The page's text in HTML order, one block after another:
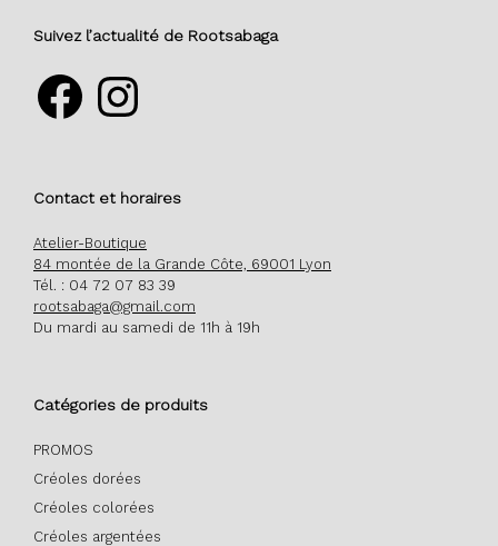
Suivez l’actualité de Rootsabaga
Facebook Instagram
Contact et horaires
Atelier-Boutique
84 montée de la Grande Côte, 69001 Lyon
Tél. : 04 72 07 83 39
rootsabaga@gmail.com
Du mardi au samedi de 11h à 19h
Catégories de produits
PROMOS
Créoles dorées
Créoles colorées
Créoles argentées